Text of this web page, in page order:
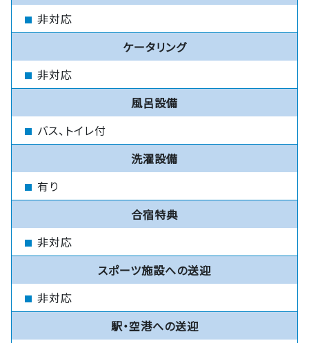
非対応
ケータリング
非対応
風呂設備
バス、トイレ付
洗濯設備
有り
合宿特典
非対応
スポーツ施設への送迎
非対応
駅・空港への送迎